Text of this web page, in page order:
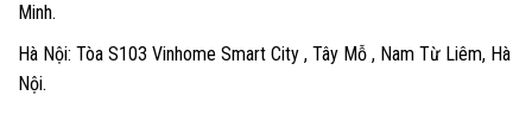
Minh.
Hà Nội: Tòa S103 Vinhome Smart City , Tây Mỗ , Nam Từ Liêm, Hà
Nội.